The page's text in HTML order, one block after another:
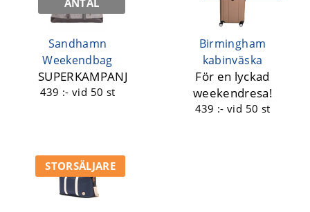
Sandhamn
Weekendbag
SUPERKAMPANJ
439 :-vid 50 st
Birmingham
kabinväska
För en lyckad
weekendresa!
439 :-vid 50 st
STORSÄLJARE